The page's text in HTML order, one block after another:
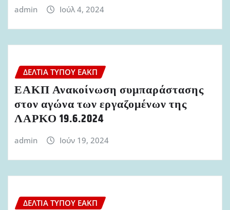
admin Ιούλ 4, 2024
ΔΕΛΤΊΑ ΤΎΠΟΥ ΕΑΚΠ
ΕΑΚΠ Ανακοίνωση συμπαράστασης
στον αγώνα των εργαζομένων της
ΛΑΡΚΟ 19.6.2024
admin Ιούν 19, 2024
ΔΕΛΤΊΑ ΤΎΠΟΥ ΕΑΚΠ